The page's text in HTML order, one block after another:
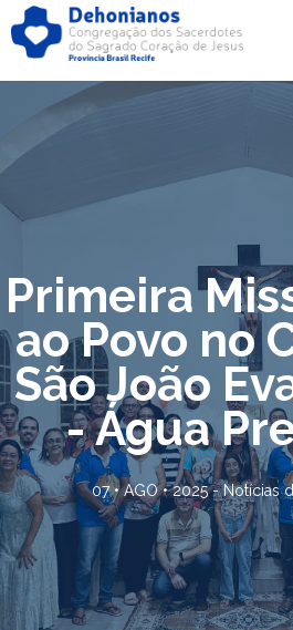
Primeira
ao Povo no
São João
- Água
07 • AGO • 2025 -Notícias